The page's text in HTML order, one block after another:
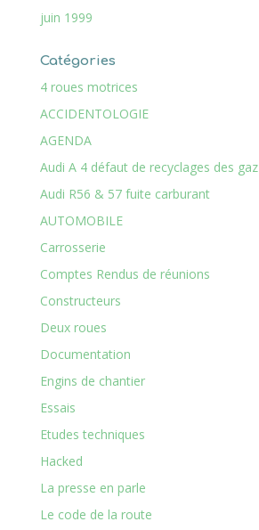
juin 1999
Catégories
4 roues motrices
ACCIDENTOLOGIE
AGENDA
Audi A 4 défaut de recyclages des gaz
Audi R56 & 57 fuite carburant
AUTOMOBILE
Carrosserie
Comptes Rendus de réunions
Constructeurs
Deux roues
Documentation
Engins de chantier
Essais
Etudes techniques
Hacked
La presse en parle
Le code de la route